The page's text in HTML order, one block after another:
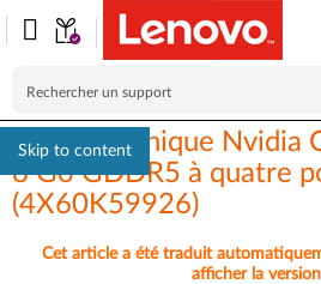
Skip to content
Carte graphique Nvidia
8 Go GDDR5 à quatre
(4X60K59926)
Cet article a été traduit
afficher la